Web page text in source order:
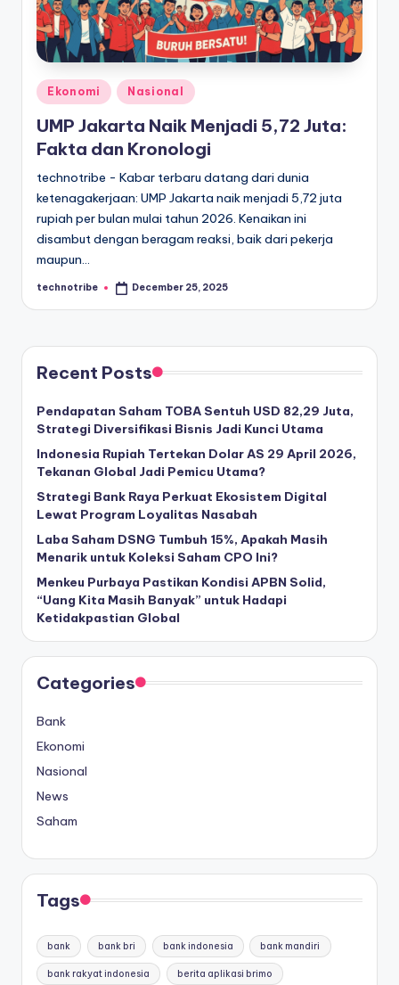
m
In
d
o
n
e
si
a
A
k
u
ekonomi
Indonesia
secara
cepat,
akurat,
dan
terpercaya.
Posted
in
Ekonomi Nasional
UMP Jakarta Naik Menjadi 5,72 Juta:
Fakta dan Kronologi
technotribe - Kabar terbaru datang dari dunia
ketenagakerjaan: UMP Jakarta naik menjadi 5,72 juta
rupiah per bulan mulai tahun 2026. Kenaikan ini
disambut dengan beragam reaksi, baik dari pekerja
maupun…
Posted
technotribe December 25, 2025
Recent Posts
Pendapatan Saham TOBA Sentuh USD 82,29 Juta,
Strategi Diversifikasi Bisnis Jadi Kunci Utama
Indonesia Rupiah Tertekan Dolar AS 29 April 2026,
Tekanan Global Jadi Pemicu Utama?
Strategi Bank Raya Perkuat Ekosistem Digital
Lewat Program Loyalitas Nasabah
Laba Saham DSNG Tumbuh 15%, Apakah Masih
Menarik untuk Koleksi Saham CPO Ini?
Menkeu Purbaya Pastikan Kondisi APBN Solid,
“Uang Kita Masih Banyak” untuk Hadapi
Ketidakpastian Global
Categories
Bank
Ekonomi
Nasional
News
Saham
Tags
bank bank bri bank indonesia bank mandiri
bank rakyat indonesia berita aplikasi brimo